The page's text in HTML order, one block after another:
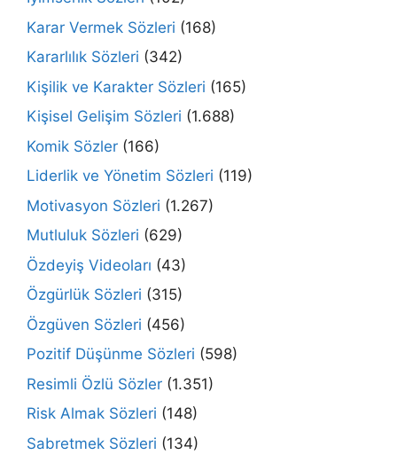
Karar Vermek Sözleri (168)
Kararlılık Sözleri (342)
Kişilik ve Karakter Sözleri (165)
Kişisel Gelişim Sözleri (1.688)
Komik Sözler (166)
Liderlik ve Yönetim Sözleri (119)
Motivasyon Sözleri (1.267)
Mutluluk Sözleri (629)
Özdeyiş Videoları (43)
Özgürlük Sözleri (315)
Özgüven Sözleri (456)
Pozitif Düşünme Sözleri (598)
Resimli Özlü Sözler (1.351)
Risk Almak Sözleri (148)
Sabretmek Sözleri (134)